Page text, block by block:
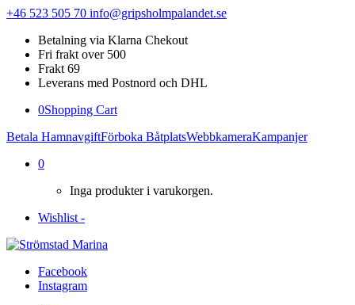
+46 523 505 70 info@gripsholmpalandet.se
Betalning via Klarna Chekout
Fri frakt over 500
Frakt 69
Leverans med Postnord och DHL
0Shopping Cart
Betala HamnavgiftFörboka BåtplatsWebbkameraKampanjer
0
Inga produkter i varukorgen.
Wishlist -
Facebook
Instagram